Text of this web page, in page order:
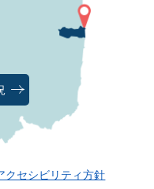
クセシビリティ方針